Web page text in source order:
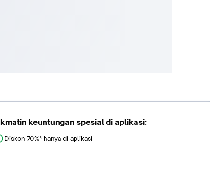
keuntungan spesial di aplikasi:
Diskon 70%* hanya di aplikasi